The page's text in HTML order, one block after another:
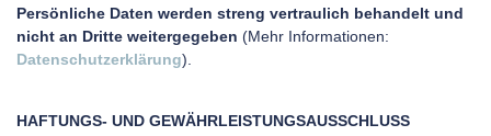
Persönliche Daten werden streng vertraulich behandelt und
nicht an Dritte weitergegeben (Mehr Informationen:
Datenschutzerklärung).
HAFTUNGS- UND GEWÄHRLEISTUNGSAUSSCHLUSS